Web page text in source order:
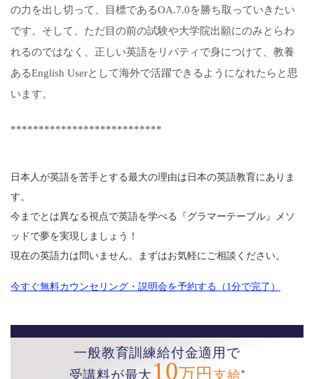
の力を出し切って、目標であるOA.7.0を勝ち取っていきたい
です。そして、ただ目の前の試験や大学院出願にのみとらわ
れるのではなく、正しい英語をリバティで身につけて、 教養
あるEnglish Userとして海外で活躍できるようになれたらと思
います。
***************************
日本人が英語を苦手とする最大の理由は日本の英語教育にありま
す。
今までとは異なる視点で英語を学べる『グラマーテーブル』メソ
ッドで夢を実現しましょう！
現在の英語力は問いません。まずはお気軽にご相談ください。
今すぐ無料カウンセリング・説明会を予約する（1分で完了）
一般教育訓練給付金適用で
受講料が最大 10万円支給※